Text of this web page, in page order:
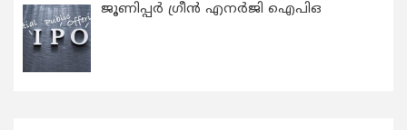
ജൂണിപ്പർ ഗ്രീൻ എനർജി ഐപിഒ